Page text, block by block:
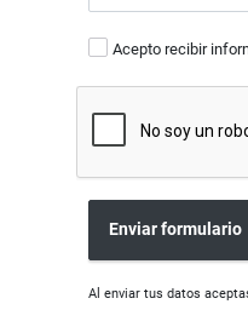
Acepto recibir
Enviar formulario
Al enviar tus datos